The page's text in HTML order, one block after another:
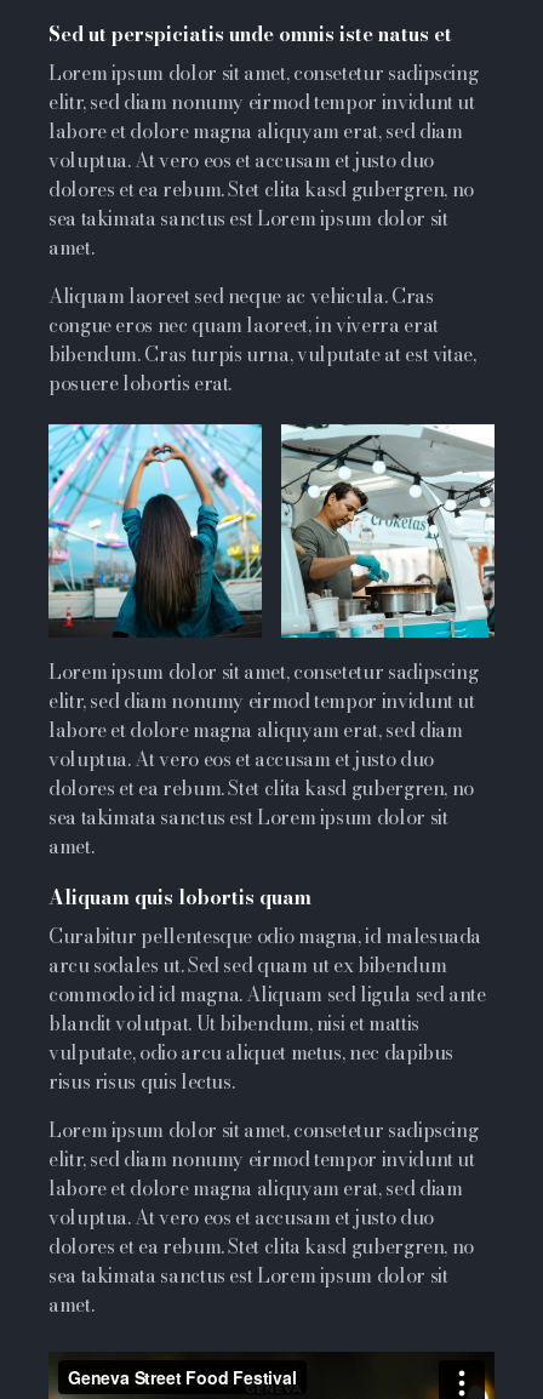
Sed ut perspiciatis unde omnis iste natus et
Lorem ipsum dolor sit amet, consetetur sadipscing
elitr, sed diam nonumy eirmod tempor invidunt ut
labore et dolore magna aliquyam erat, sed diam
voluptua. At vero eos et accusam et justo duo
dolores et ea rebum. Stet clita kasd gubergren, no
sea takimata sanctus est Lorem ipsum dolor sit
amet.
Aliquam laoreet sed neque ac vehicula. Cras
congue eros nec quam laoreet, in viverra erat
bibendum. Cras turpis urna, vulputate at est vitae,
posuere lobortis erat.
Lorem ipsum dolor sit amet, consetetur sadipscing
elitr, sed diam nonumy eirmod tempor invidunt ut
labore et dolore magna aliquyam erat, sed diam
voluptua. At vero eos et accusam et justo duo
dolores et ea rebum. Stet clita kasd gubergren, no
sea takimata sanctus est Lorem ipsum dolor sit
amet.
Aliquam quis lobortis quam
Curabitur pellentesque odio magna, id malesuada
arcu sodales ut. Sed sed quam ut ex bibendum
commodo id id magna. Aliquam sed ligula sed ante
blandit volutpat. Ut bibendum, nisi et mattis
vulputate, odio arcu aliquet metus, nec dapibus
risus risus quis lectus.
Lorem ipsum dolor sit amet, consetetur sadipscing
elitr, sed diam nonumy eirmod tempor invidunt ut
labore et dolore magna aliquyam erat, sed diam
voluptua. At vero eos et accusam et justo duo
dolores et ea rebum. Stet clita kasd gubergren, no
sea takimata sanctus est Lorem ipsum dolor sit
amet.